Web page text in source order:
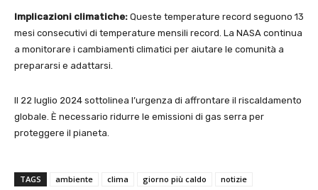
Implicazioni climatiche: Queste temperature record seguono 13
mesi consecutivi di temperature mensili record. La NASA continua
a monitorare i cambiamenti climatici per aiutare le comunità a
prepararsi e adattarsi.
Il 22 luglio 2024 sottolinea l’urgenza di affrontare il riscaldamento
globale. È necessario ridurre le emissioni di gas serra per
proteggere il pianeta.
TAGS ambiente clima giorno più caldo
notizie